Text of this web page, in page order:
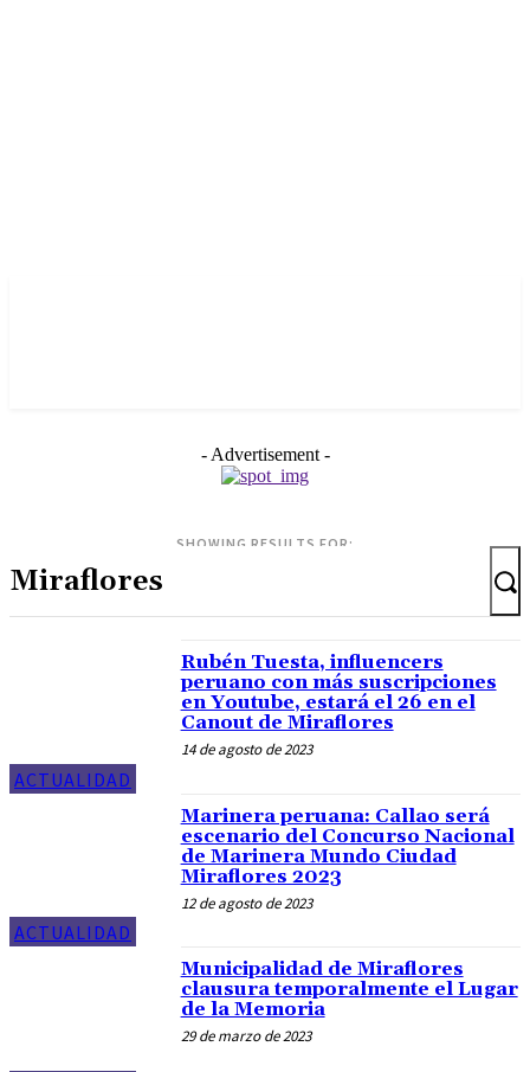
- Advertisement -
SHOWING RESULTS FOR:
ACTUALIDAD
Rubén Tuesta, influencers
peruano con más suscripciones
en Youtube, estará el 26 en el
Canout de Miraflores
14 de agosto de 2023
ACTUALIDAD
Marinera peruana: Callao será
escenario del Concurso Nacional
de Marinera Mundo Ciudad
Miraflores 2023
12 de agosto de 2023
Municipalidad de Miraflores
clausura temporalmente el Lugar
de la Memoria
29 de marzo de 2023